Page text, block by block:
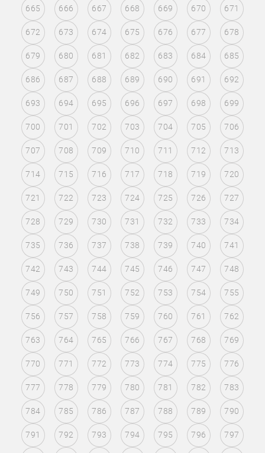
665 666 667 668 669 670 671
672 673 674 675 676 677 678
679 680 681 682 683 684 685
686 687 688 689 690 691 692
693 694 695 696 697 698 699
700 701 702 703 704 705 706
707 708 709 710 711 712 713
714 715 716 717 718 719 720
721 722 723 724 725 726 727
728 729 730 731 732 733 734
735 736 737 738 739 740 741
742 743 744 745 746 747 748
749 750 751 752 753 754 755
756 757 758 759 760 761 762
763 764 765 766 767 768 769
770 771 772 773 774 775 776
777 778 779 780 781 782 783
784 785 786 787 788 789 790
791 792 793 794 795 796 797